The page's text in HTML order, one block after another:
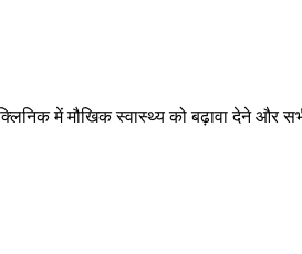
में मौखिक स्वास्थ्य को बढ़ावा देने और